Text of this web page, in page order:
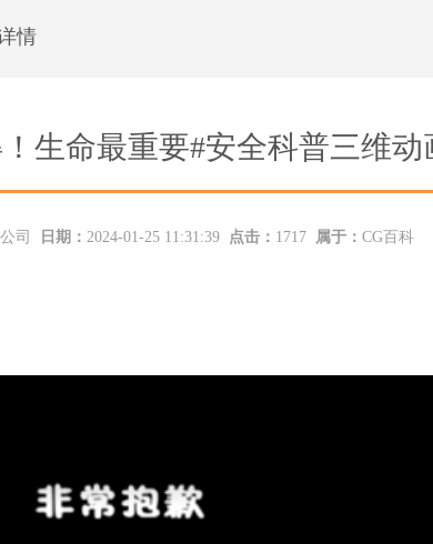
情
生命最重要#安全科普三维动
司 日期：2024-01-25 11:31:39 点击： 1717 属于：CG百科